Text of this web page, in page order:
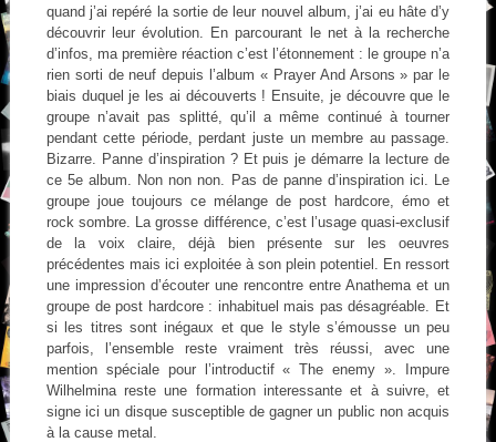
quand j’ai repéré la sortie de leur nouvel album, j’ai eu hâte d’y
découvrir leur évolution. En parcourant le net à la recherche
d’infos, ma première réaction c’est l’étonnement : le groupe n’a
rien sorti de neuf depuis l’album « Prayer And Arsons » par le
biais duquel je les ai découverts ! Ensuite, je découvre que le
groupe n’avait pas splitté, qu’il a même continué à tourner
pendant cette période, perdant juste un membre au passage.
Bizarre. Panne d’inspiration ? Et puis je démarre la lecture de
ce 5e album. Non non non. Pas de panne d’inspiration ici. Le
groupe joue toujours ce mélange de post hardcore, émo et
rock sombre. La grosse différence, c’est l’usage quasi-exclusif
de la voix claire, déjà bien présente sur les oeuvres
précédentes mais ici exploitée à son plein potentiel. En ressort
une impression d’écouter une rencontre entre Anathema et un
groupe de post hardcore : inhabituel mais pas désagréable. Et
si les titres sont inégaux et que le style s’émousse un peu
parfois, l’ensemble reste vraiment très réussi, avec une
mention spéciale pour l’introductif « The enemy ». Impure
Wilhelmina reste une formation interessante et à suivre, et
signe ici un disque susceptible de gagner un public non acquis
à la cause metal.